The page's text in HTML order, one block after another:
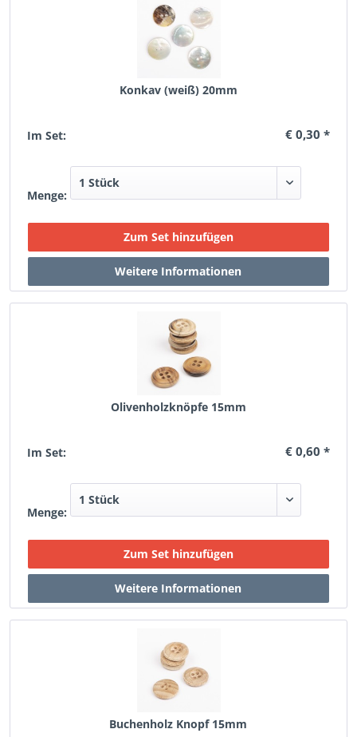
Konkav (weiß) 20mm
Im Set: € 0,30 *
Menge:
Olivenholzknöpfe 15mm
Im Set: € 0,60 *
Menge:
Buchenholz Knopf 15mm